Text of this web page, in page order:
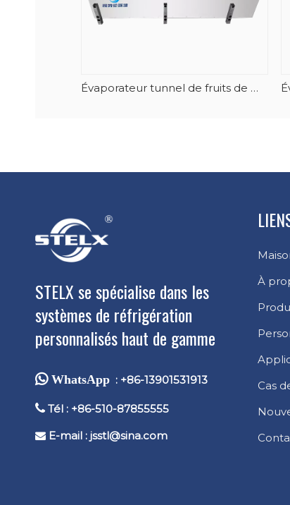
Évaporateur tunnel de fruits de mer en spirale vertical à dégivrage automatique
STELX se spécialise dans les
systèmes de réfrigération
personnalisés haut de gamme
 WhatsApp : +86-13901531913
 Tél : +86-510-87855555
 E-mail : jsstl@sina.com
À
Cas